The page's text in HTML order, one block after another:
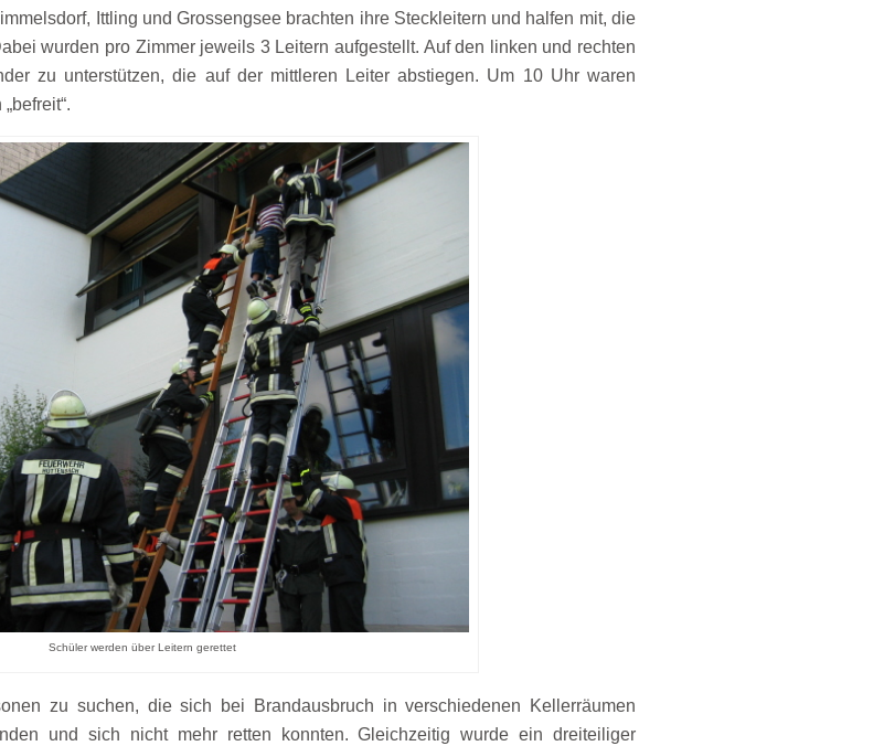
Ittling und Grossengsee brachten ihre Steckleitern und halfen mit, die
wurden pro Zimmer jeweils 3 Leitern aufgestellt. Auf den linken und rechten
zu unterstützen, die auf der mittleren Leiter abstiegen. Um 10 Uhr waren
Schüler werden über Leitern gerettet
zu suchen, die sich bei Brandausbruch in verschiedenen Kellerräumen
und sich nicht mehr retten konnten. Gleichzeitig wurde ein dreiteiliger